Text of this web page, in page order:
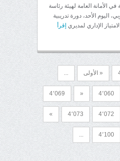
الأمانة العامة لهيئة رئاسة
اليوم الأحد، دورة تدريبية
الإداري لمديري إقرأ
« الأولى ...
4٬060 « 4٬069
4٬072 4٬073 »
4٬100 ...